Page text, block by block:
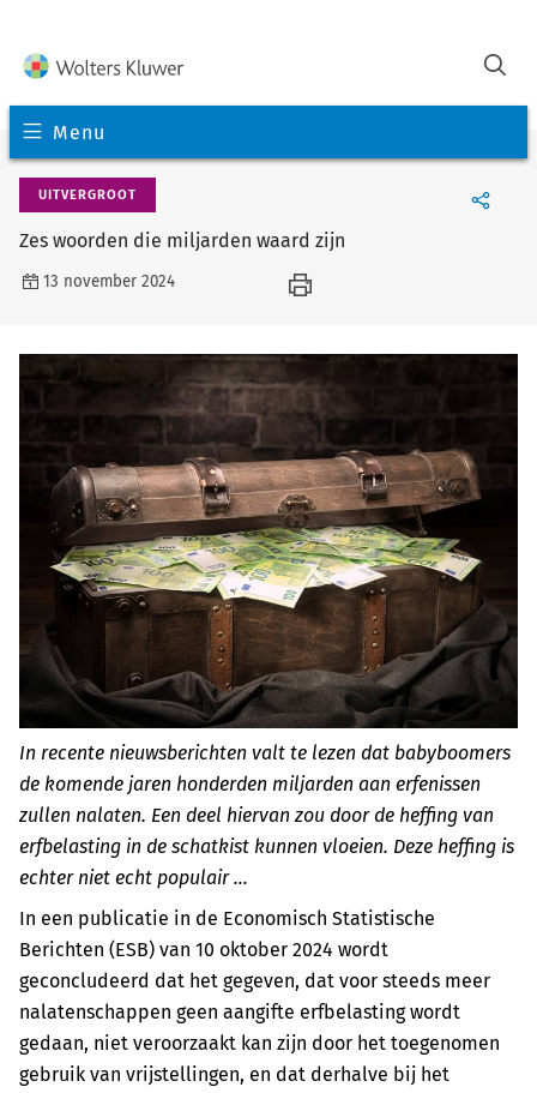
Menu
UITVERGROOT
Zes woorden die miljarden waard zijn
13 november 2024
In recente nieuwsberichten valt te lezen dat babyboomers
de komende jaren honderden miljarden aan erfenissen
zullen nalaten. Een deel hiervan zou door de heffing van
erfbelasting in de schatkist kunnen vloeien. Deze heffing is
echter niet echt populair …
In een publicatie in de Economisch Statistische
Berichten (ESB) van 10 oktober 2024 wordt
geconcludeerd dat het gegeven, dat voor steeds meer
nalatenschappen geen aangifte erfbelasting wordt
gedaan, niet veroorzaakt kan zijn door het toegenomen
gebruik van vrijstellingen, en dat derhalve bij het